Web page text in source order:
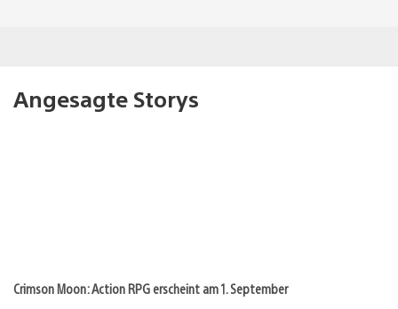
Angesagte Storys
Crimson Moon: Action RPG erscheint am 1. September